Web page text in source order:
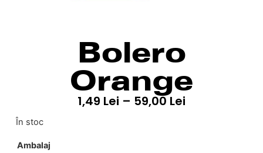
Bolero
Orange
1,49 Lei – 59,00Lei
În stoc
Ambalaj